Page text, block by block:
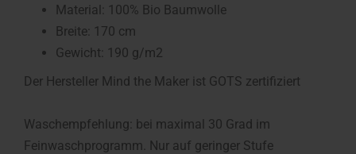
Material: 100% Bio Baumwolle
Breite: 170 cm
Gewicht: 190 g/m2
Der Hersteller Mind the Maker ist GOTS zertifiziert
Waschempfehlung: bei maximal 30 Grad im
Feinwaschprogramm. Nur auf geringer Stufe